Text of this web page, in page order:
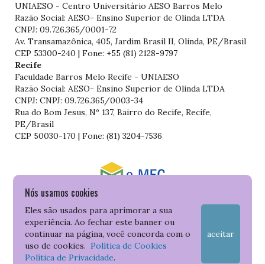
Nós usamos cookies
Eles são usados para aprimorar a sua
experiência. Ao fechar este banner ou
continuar na página, você concorda com o
uso de cookies.Política de Cookies
Política de Privacidade.
aceitar
UNIAESO - Centro Universitário AESO Barros Melo
Razão Social: AESO- Ensino Superior de Olinda LTDA
CNPJ: 09.726.365/0001-72
Av. Transamazônica, 405, Jardim Brasil II, Olinda, PE/Brasil
CEP 53300-240 | Fone: +55 (81) 2128-9797
Recife
Faculdade Barros Melo Recife - UNIAESO
Razão Social: AESO- Ensino Superior de Olinda LTDA
CNPJ: CNPJ: 09.726.365/0003-34
Rua do Bom Jesus, Nº 137, Bairro do Recife, Recife,
PE/Brasil
CEP 50030-170 | Fone: (81) 3204-7536
Consulte o cadastro da Instituição no Sistema do e-MEC